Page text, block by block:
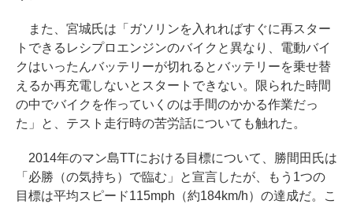
また、宮城氏は「ガソリンを入れればすぐに再スター
トできるレシプロエンジンのバイクと異なり、電動バイ
クはいったんバッテリーが切れるとバッテリーを乗せ替
えるか再充電しないとスタートできない。限られた時間
の中でバイクを作っていくのは手間のかかる作業だっ
た」と、テスト走行時の苦労話についても触れた。
2014年のマン島TTにおける目標について、勝間田氏は
「必勝（の気持ち）で臨む」と宣言したが、もう1つの
目標は平均スピード115mph（約184km/h）の達成だ。こ